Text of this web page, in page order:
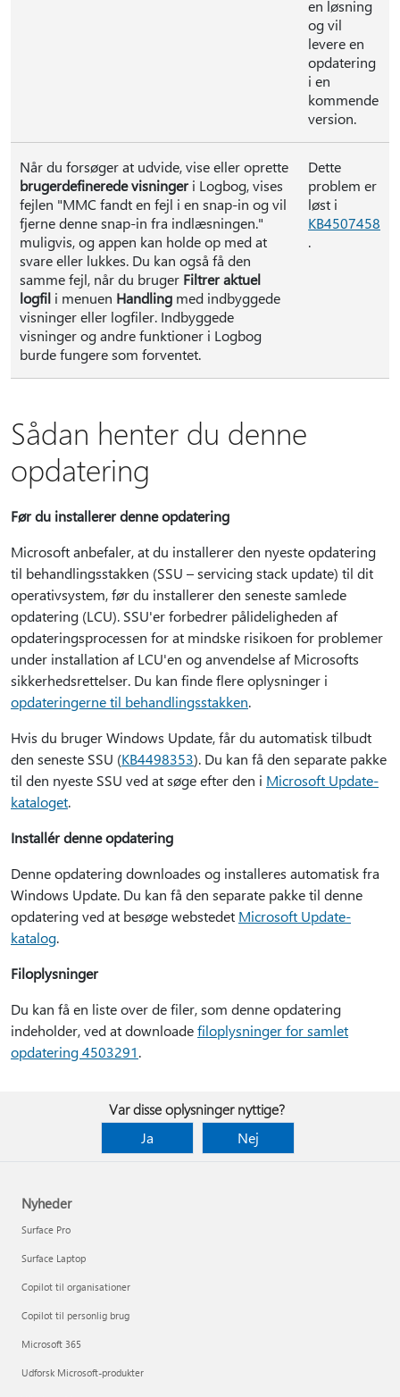
en løsning
og vil
levere en
opdatering
i en
kommende
version.
Når du forsøger at udvide, vise eller oprette
brugerdefinerede visningeri Logbog, vises
fejlen "MMC fandt en fejl i en snap-in og vil
fjerne denne snap-in fra indlæsningen."
muligvis, og appen kan holde op med at
svare eller lukkes. Du kan også få den
samme fejl, når du bruger Filtrer aktuel
logfil i menuen Handling med indbyggede
visninger eller logfiler. Indbyggede
visninger og andre funktioner i Logbog
burde fungere som forventet.
Dette
problem er
løst i
KB4507458
.
Sådan henter du denne
opdatering
Før du installerer denne opdatering
Microsoft anbefaler, at du installerer den nyeste opdatering
til behandlingsstakken (SSU – servicing stack update) til dit
operativsystem, før du installerer den seneste samlede
opdatering (LCU). SSU'er forbedrer pålideligheden af
opdateringsprocessen for at mindske risikoen for problemer
under installation af LCU'en og anvendelse af Microsofts
sikkerhedsrettelser. Du kan finde flere oplysninger i
opdateringerne til behandlingsstakken.
Hvis du bruger Windows Update, får du automatisk tilbudt
den seneste SSU (KB4498353). Du kan få den separate pakke
til den nyeste SSU ved at søge efter den i Microsoft Update-
kataloget.
Installér denne opdatering
Denne opdatering downloades og installeres automatisk fra
Windows Update. Du kan få den separate pakke til denne
opdatering ved at besøge webstedet Microsoft Update-
katalog.
Filoplysninger
Du kan få en liste over de filer, som denne opdatering
indeholder, ved at downloadefiloplysninger for samlet
opdatering 4503291.
Var disse oplysninger nyttige?
Ja
Nej
Nyheder
Surface Pro
Surface Laptop
Copilot til organisationer
Copilot til personlig brug
Microsoft 365
Udforsk Microsoft-produkter